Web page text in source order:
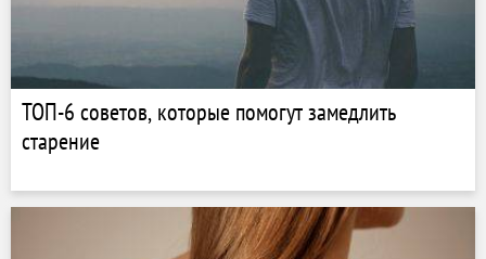
ТОП-6 советов, которые помогут замедлить
старение